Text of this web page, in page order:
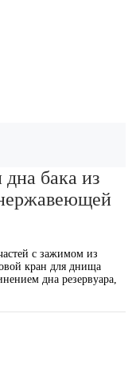
бака из
с зажимом из
кран для днища
дна резервуара,